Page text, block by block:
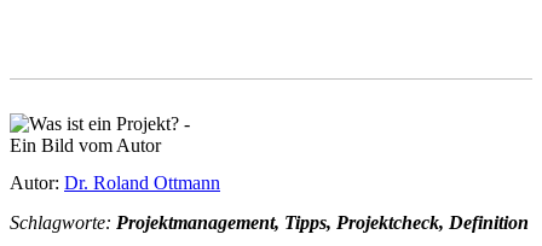
Autor: Dr. Roland Ottmann
Schlagworte: Projektmanagement, Tipps, Projektcheck, Definition